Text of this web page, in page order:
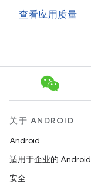
查看应用质量
关于 ANDROID
Android
适用于企业的 Android
安全